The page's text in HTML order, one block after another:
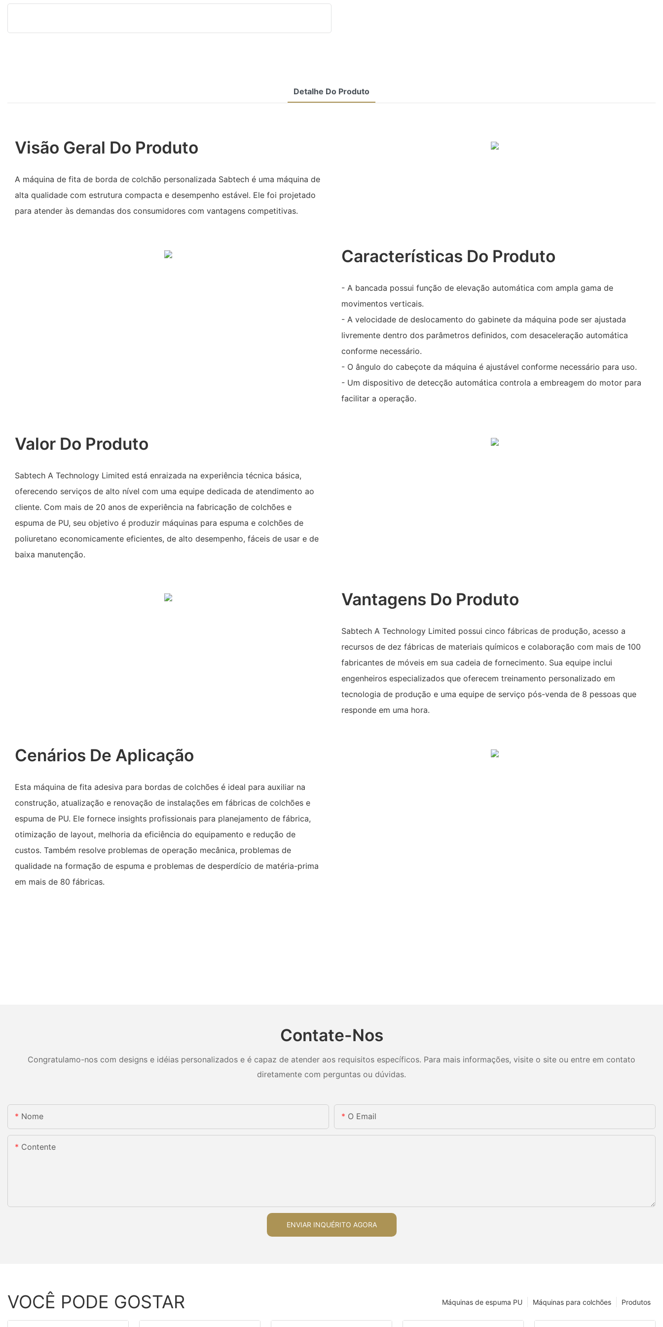
Detalhe Do Produto
Visão Geral Do Produto
A máquina de fita de borda de colchão personalizada Sabtech é uma máquina de
alta qualidade com estrutura compacta e desempenho estável. Ele foi projetado
para atender às demandas dos consumidores com vantagens competitivas.
Características Do Produto
- A bancada possui função de elevação automática com ampla gama de
movimentos verticais.
- A velocidade de deslocamento do gabinete da máquina pode ser ajustada
livremente dentro dos parâmetros definidos, com desaceleração automática
conforme necessário.
- O ângulo do cabeçote da máquina é ajustável conforme necessário para uso.
- Um dispositivo de detecção automática controla a embreagem do motor para
facilitar a operação.
Valor Do Produto
Sabtech A Technology Limited está enraizada na experiência técnica básica,
oferecendo serviços de alto nível com uma equipe dedicada de atendimento ao
cliente. Com mais de 20 anos de experiência na fabricação de colchões e
espuma de PU, seu objetivo é produzir máquinas para espuma e colchões de
poliuretano economicamente eficientes, de alto desempenho, fáceis de usar e de
baixa manutenção.
Vantagens Do Produto
Sabtech A Technology Limited possui cinco fábricas de produção, acesso a
recursos de dez fábricas de materiais químicos e colaboração com mais de 100
fabricantes de móveis em sua cadeia de fornecimento. Sua equipe inclui
engenheiros especializados que oferecem treinamento personalizado em
tecnologia de produção e uma equipe de serviço pós-venda de 8 pessoas que
responde em uma hora.
Cenários De Aplicação
Esta máquina de fita adesiva para bordas de colchões é ideal para auxiliar na
construção, atualização e renovação de instalações em fábricas de colchões e
espuma de PU. Ele fornece insights profissionais para planejamento de fábrica,
otimização de layout, melhoria da eficiência do equipamento e redução de
custos. Também resolve problemas de operação mecânica, problemas de
qualidade na formação de espuma e problemas de desperdício de matéria-prima
em mais de 80 fábricas.
Contate-Nos
Congratulamo-nos com designs e idéias personalizados e é capaz de atender aos requisitos específicos. Para mais informações, visite o site ou entre em contato
diretamente com perguntas ou dúvidas.
Nome O Email
Contente
ENVIAR INQUÉRITO AGORA
VOCÊ PODE GOSTAR Produtos
Máquinas para colchões
Máquinas de espuma PU